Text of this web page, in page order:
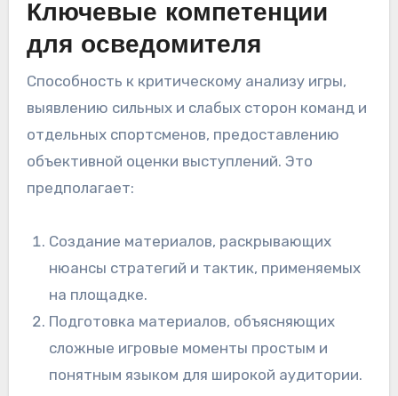
Ключевые компетенции
для осведомителя
Способность к критическому анализу игры,
выявлению сильных и слабых сторон команд и
отдельных спортсменов, предоставлению
объективной оценки выступлений. Это
предполагает:
Создание материалов, раскрывающих
нюансы стратегий и тактик, применяемых
на площадке.
Подготовка материалов, объясняющих
сложные игровые моменты простым и
понятным языком для широкой аудитории.